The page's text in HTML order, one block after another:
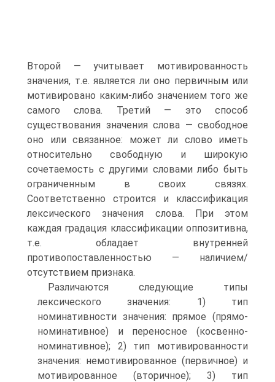
Второй — учитывает мотивированность
значения, т.е. является ли оно первичным или
мотивировано каким-либо значением того же
самого слова. Третий — это способ
существования значения слова — свободное
оно или связанное: может ли слово иметь
относительно свободную и широкую
сочетаемость с другими словами либо быть
ограниченным в своих связях.
Соответственно строится и классификация
лексического значения слова. При этом
каждая градация классификации оппозитивна,
т.е. обладает внутренней
противопоставленностью — наличием/
отсутствием признака.
Различаются следующие типы
лексического значения: 1) тип
номинативности значения: прямое (прямо-
номинативное) и переносное (косвенно-
номинативное); 2) тип мотивированности
значения: немотивированное (первичное) и
мотивированное (вторичное); 3) тип